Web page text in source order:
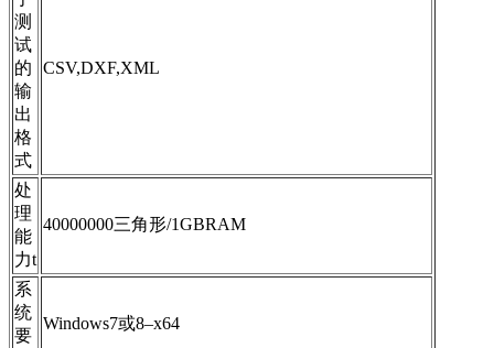
测
试
的
输
出
格
式
CSV,DXF,XML
处
理
能
力t
40000000三角形/1GBRAM
系
统
要
Windows7或8–x64